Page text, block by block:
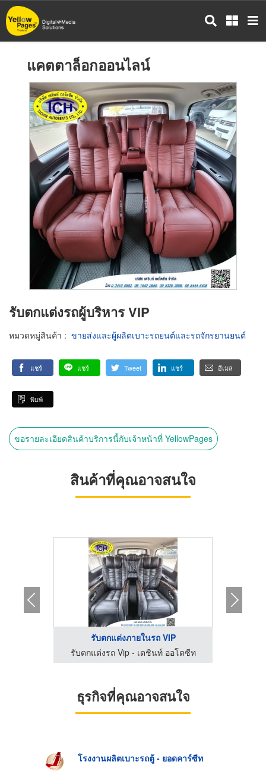
ข้าม
ไป
แคตตาล็อกออนไลน์
รับตกแต่งรถผู้บริหาร VIP
หมวดหมู่สินค้า : ขายส่งและผู้ผลิตเบาะรถยนต์และรถจักรยานยนต์
แชร์ แชร์ Tweet แชร์ อีเมล
พิมพ์
ขอรายละเอียดสินค้าบริการนี้กับเจ้าหน้าที่ YellowPages
สินค้าที่คุณอาจสนใจ
รับตกแต่งภายในรถ VIP
รับตกแต่งรถ Vip - เตชินท์ ออโตซีท
ธุรกิจที่คุณอาจสนใจ
โรงงานผลิตเบาะรถตู้ - ยอดคาร์ซีท